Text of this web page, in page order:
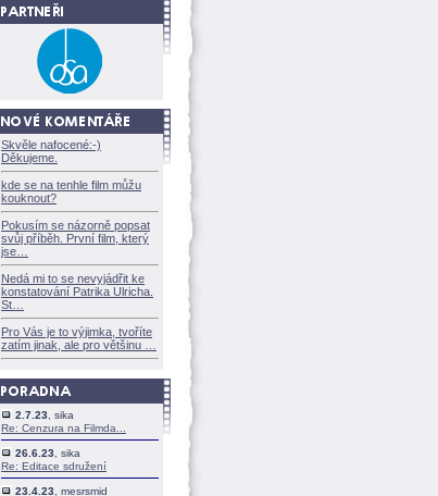
Skvěle nafocené:-)
Děkujeme.
kde se na tenhle film můžu
kouknout?
Pokusím se názorně popsat
svůj příběh. První film, který
jse
Nedá mi to se nevyjádřit ke
konstatování Patrika Ulricha.
St
Pro Vás je to výjimka, tvoříte
zatím jinak, ale pro většinu
2.7.23 , sika
Re: Cenzura na Filmda...
26.6.23 , sika
Re: Editace sdružení
23.4.23 , mesrsmid